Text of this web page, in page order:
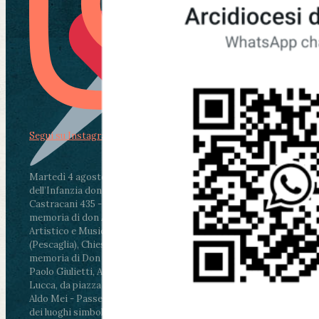
Martedì 4 agosto2026
ore 11:30 - Lucca, Scuola
dell’Infanzia don Aldo Mei - Viale Castruccio
Castracani 435 - Inaugurazione murales in
memoria di don Aldo Mei curato dal Liceo
Artistico e Musicale “Passaglia”
ore 18 - Fiano
(Pescaglia), Chiesa parrocchiale - Messa in
memoria di Don Aldo Mei celebrata da mons.
Paolo Giulietti, Arcivescovo di Lucca
ore 20.30 -
Lucca, da piazza San Michele al Cippo di don
Aldo Mei - Passeggiata della Memoria in alcuni
dei luoghi simbolo della città. Ritrovo alle ore
Segui su Instagram